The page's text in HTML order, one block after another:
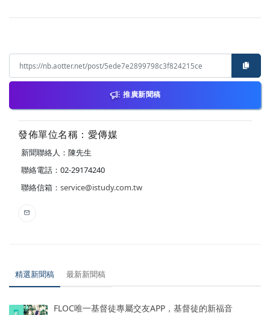
推廣新聞稿
發佈單位名稱：愛傳媒
新聞聯絡人：陳先生
聯絡電話：02-29174240
聯絡信箱： service@istudy.com.tw
精選新聞稿 最新新聞稿
FLOC唯一基督徒專屬交友APP，基督徒的新福音